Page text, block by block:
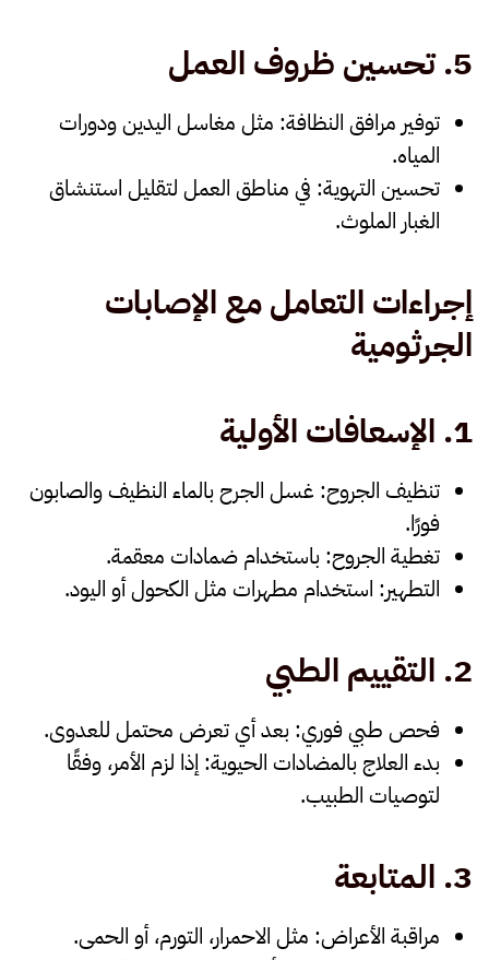
5. تحسين ظروف العمل
توفير مرافق النظافة: مثل مغاسل اليدين ودورات
المياه.
تحسين التهوية: في مناطق العمل لتقليل استنشاق
الغبار الملوث.
إجراءات التعامل مع الإصابات
الجرثومية
1. الإسعافات الأولية
تنظيف الجروح: غسل الجرح بالماء النظيف والصابون
فورًا.
تغطية الجروح: باستخدام ضمادات معقمة.
التطهير: استخدام مطهرات مثل الكحول أو اليود.
2. التقييم الطبي
فحص طبي فوري: بعد أي تعرض محتمل للعدوى.
بدء العلاج بالمضادات الحيوية: إذا لزم الأمر، وفقًا
لتوصيات الطبيب.
3. المتابعة
مراقبة الأعراض: مثل الاحمرار، التورم، أو الحمى.